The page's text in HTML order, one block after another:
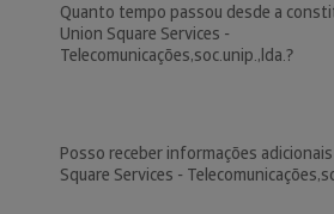
Quanto tempo passou desde a
Union Square Services -
Telecomunicações,soc.unip.,lda.?
Posso receber informações
Square Services -